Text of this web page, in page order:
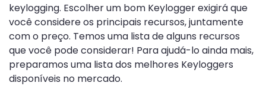
keylogging. Escolher um bom Keylogger exigirá que
você considere os principais recursos, juntamente
com o preço. Temos uma lista de alguns recursos
que você pode considerar! Para ajudá-lo ainda mais,
preparamos uma lista dos melhores Keyloggers
disponíveis no mercado.